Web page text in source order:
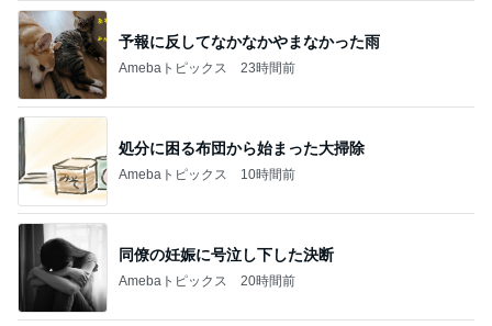
予報に反してなかなかやまなかった雨
Amebaトピックス 23時間前
処分に困る布団から始まった大掃除
Amebaトピックス 10時間前
同僚の妊娠に号泣し下した決断
Amebaトピックス 20時間前